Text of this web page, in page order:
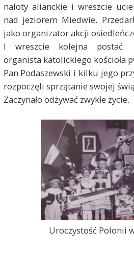
naloty alianckie i wreszcie
nad jeziorem Miedwie.
jako organizator akcji
I wreszcie kolejna postać.
organista katolickiego kościoła
Pan Podaszewski i kilku jego
rozpoczęli sprzątanie swojej
Zaczynało odżywać zwykłe życie.
Uroczystość Polonii